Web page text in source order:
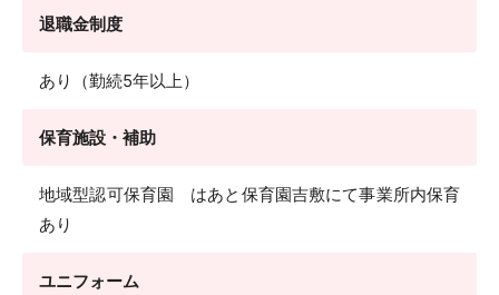
退職金制度
あり（勤続5年以上）
保育施設・補助
地域型認可保育園 はあと保育園吉敷にて事業所内保育
あり
ユニフォーム